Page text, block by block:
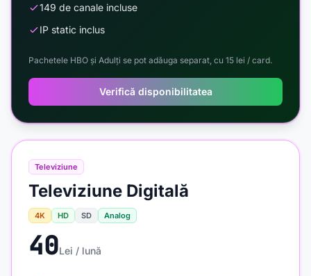
Televiziune
Televiziune Digitală
4K HD SD Analog
40Lei / lună
149 de canale incluse
IP static inclus
Pachetele HBO și Adulți se pot adăuga separat, cu 15 lei / card.
Verifică disponibilitatea